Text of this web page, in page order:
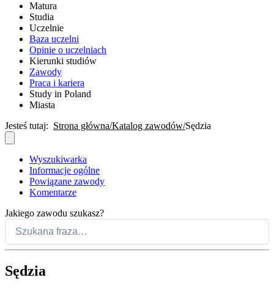
Matura
Studia
Uczelnie
Baza uczelni
Opinie o uczelniach
Kierunki studiów
Zawody
Praca i kariera
Study in Poland
Miasta
Jesteś tutaj: Strona główna Katalog zawodów Sędzia
Wyszukiwarka
Informacje ogólne
Powiązane zawody
Komentarze
Jakiego zawodu szukasz?
Sędzia